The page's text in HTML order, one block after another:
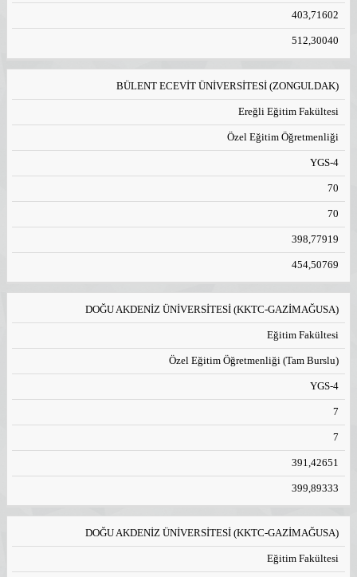
403,71602
512,30040
BÜLENT ECEVİT ÜNİVERSİTESİ (ZONGULDAK)
Ereğli Eğitim Fakültesi
Özel Eğitim Öğretmenliği
YGS-4
70
70
398,77919
454,50769
DOĞU AKDENİZ ÜNİVERSİTESİ (KKTC-GAZİMAĞUSA)
Eğitim Fakültesi
Özel Eğitim Öğretmenliği (Tam Burslu)
YGS-4
7
7
391,42651
399,89333
DOĞU AKDENİZ ÜNİVERSİTESİ (KKTC-GAZİMAĞUSA)
Eğitim Fakültesi